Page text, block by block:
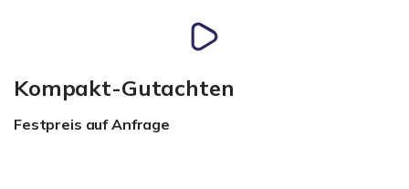
Kompakt-Gutachten
Festpreis auf Anfrage